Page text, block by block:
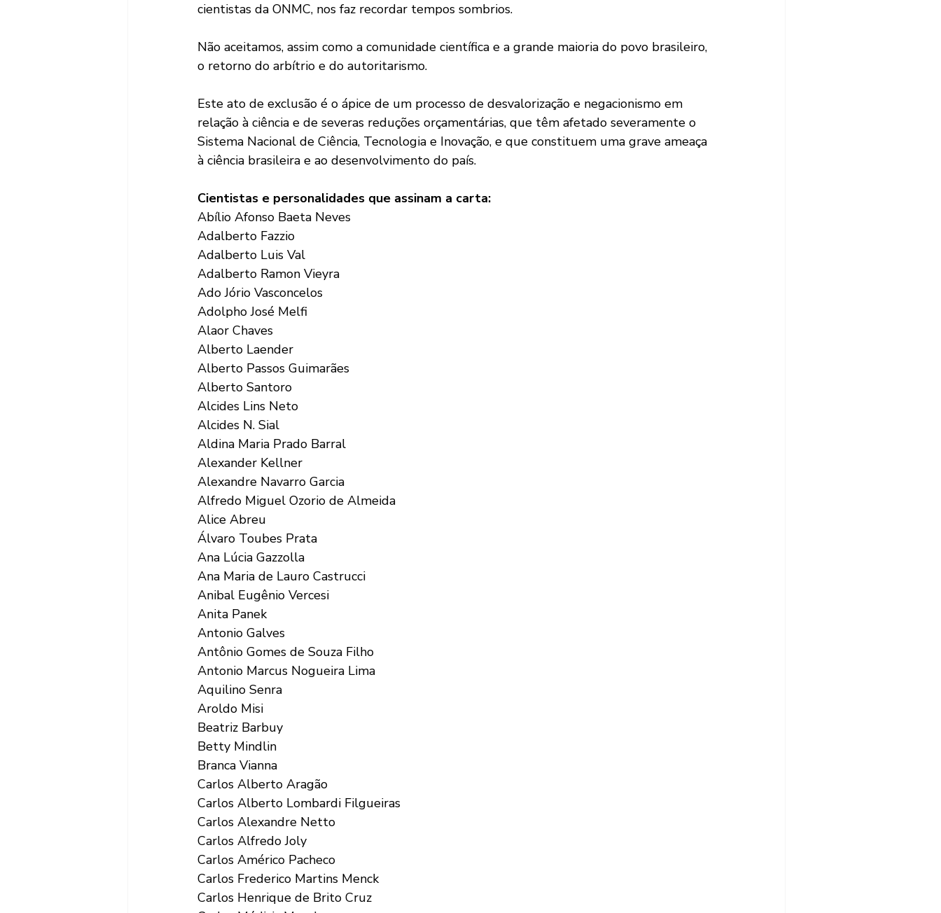
cientistas da ONMC, nos faz recordar tempos sombrios.
Não aceitamos, assim como a comunidade científica e a grande maioria do povo brasileiro,
o retorno do arbítrio e do autoritarismo.
Este ato de exclusão é o ápice de um processo de desvalorização e negacionismo em
relação à ciência e de severas reduções orçamentárias, que têm afetado severamente o
Sistema Nacional de Ciência, Tecnologia e Inovação, e que constituem uma grave ameaça
à ciência brasileira e ao desenvolvimento do país.
Cientistas e personalidades que assinam a carta:
Abílio Afonso Baeta Neves
Adalberto Fazzio
Adalberto Luis Val
Adalberto Ramon Vieyra
Ado Jório Vasconcelos
Adolpho José Melfi
Alaor Chaves
Alberto Laender
Alberto Passos Guimarães
Alberto Santoro
Alcides Lins Neto
Alcides N. Sial
Aldina Maria Prado Barral
Alexander Kellner
Alexandre Navarro Garcia
Alfredo Miguel Ozorio de Almeida
Alice Abreu
Álvaro Toubes Prata
Ana Lúcia Gazzolla
Ana Maria de Lauro Castrucci
Anibal Eugênio Vercesi
Anita Panek
Antonio Galves
Antônio Gomes de Souza Filho
Antonio Marcus Nogueira Lima
Aquilino Senra
Aroldo Misi
Beatriz Barbuy
Betty Mindlin
Branca Vianna
Carlos Alberto Aragão
Carlos Alberto Lombardi Filgueiras
Carlos Alexandre Netto
Carlos Alfredo Joly
Carlos Américo Pacheco
Carlos Frederico Martins Menck
Carlos Henrique de Brito Cruz